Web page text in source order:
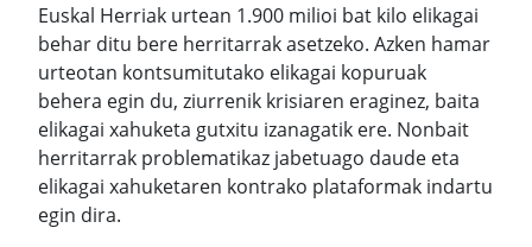
Euskal Herriak urtean 1.900 milioi bat kilo elikagai
behar ditu bere herritarrak asetzeko. Azken hamar
urteotan kontsumitutako elikagai kopuruak
behera egin du, ziurrenik krisiaren eraginez, baita
elikagai xahuketa gutxitu izanagatik ere. Nonbait
herritarrak problematikaz jabetuago daude eta
elikagai xahuketaren kontrako plataformak indartu
egin dira.